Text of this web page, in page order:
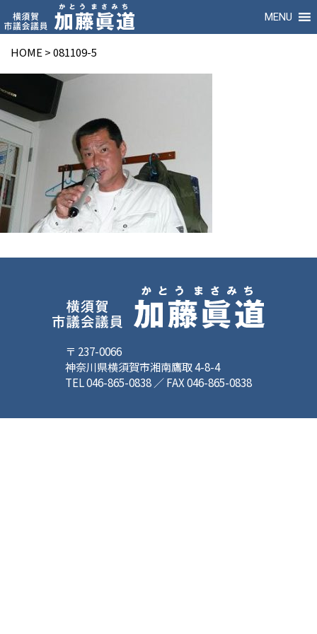
MENU
HOME >081109-5
〒 237-0066
神奈川県横須賀市湘南鷹取 4-8-4
TEL 046-865-0838 ／ FAX 046-865-0838